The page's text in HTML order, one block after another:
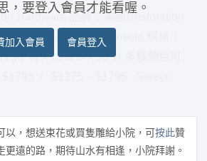
Hardware 品牌：美國Restoration
Industrial Media Console 規格：
95″W x 19¾”D x 30″H 多種顏色可
，要登入會員才能看喔。
加入會員 會員登入
以，想送束花或買隻雕給小院，可按此贊
更遠的路，期待山水有相逢，小院拜謝。